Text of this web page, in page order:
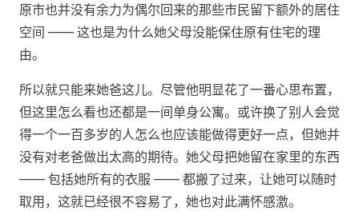
原市也并没有余力为偶尔回来的那些市民留下额外的居住
空间 —— 这也是为什么她父母没能保住原有住宅的理
由。
所以就只能来她爸这儿。尽管他明显花了一番心思布置，
但这里怎么看也还都是一间单身公寓。或许换了别人会觉
得一个一百多岁的人怎么也应该能做得更好一点，但她并
没有对老爸做出太高的期待。她父母把她留在家里的东西
—— 包括她所有的衣服 —— 都搬了过来，让她可以随时
取用，这就已经很不容易了，她也对此满怀感激。